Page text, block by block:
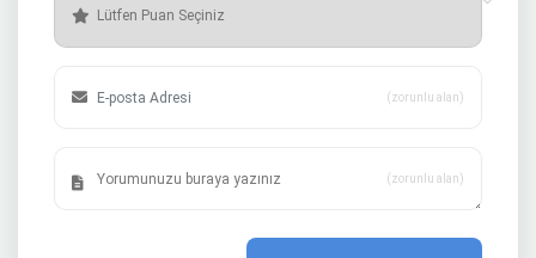
(zorunlu alan)
(zorunlu alan)